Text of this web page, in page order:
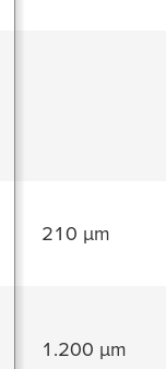
210 µm
1.200 µm